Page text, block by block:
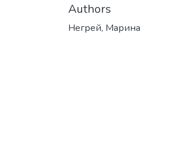
Authors
Негрей, Марина